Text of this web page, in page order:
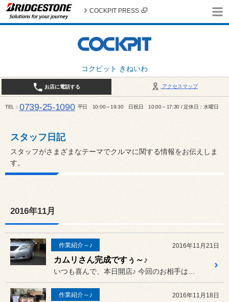
コクピット きねいわ
COCKPIT PRESS
アクセスマップ
お店に電話する
TEL 0739-25-1090 平日 10:00～19:30 日祝日 10:00～17:30 / 定休日：水曜日
スタッフ日記
スタッフがさまざまなテーマでクルマに関する情報をお伝えしま
す。
2016年11月
作業紹介～♪ 2016年11月21日
カムリさん完成ですぅ～♪
作業紹介～♪ 2016年11月18日